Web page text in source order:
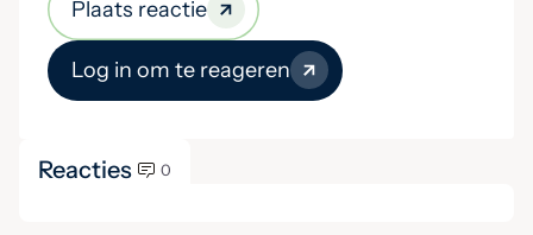
Plaats reactie
Log in om te reageren
Reacties 0